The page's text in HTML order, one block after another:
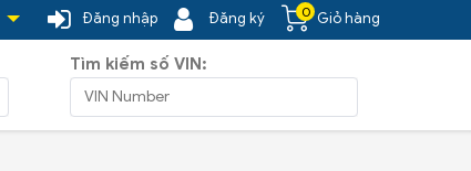
0 Giỏ hàng
Đăng ký
Đăng nhập
Tìm kiếm số VIN: